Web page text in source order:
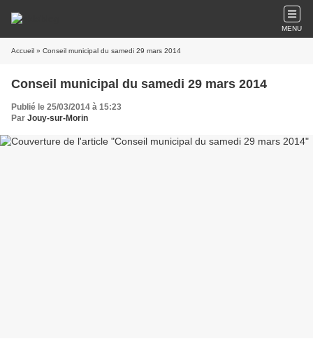
MENU
Accueil » Conseil municipal du samedi 29 mars 2014
Conseil municipal du samedi 29 mars 2014
Publié le 25/03/2014 à 15:23
Par Jouy-sur-Morin